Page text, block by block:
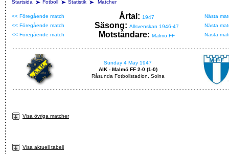
Startsida
Fotboll Statistik Matcher
<< Föregående match Årtal: 1947
Nästa
<< Föregående match
Säsong: Allsvenskan 1946-47
Nästa
<< Föregående match
Motståndare: Malmö FF Nästa
Sunday 4 May 1947
AIK - Malmö FF 2-0 (1-0)
Råsunda Fotbollstadion, Solna
Visa övriga matcher
Visa aktuell tabell